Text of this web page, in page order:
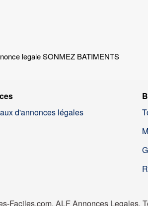
legale SONMEZ BATIMENTS
d'annonces légales
Faciles.com, ALF Annonces Legales.